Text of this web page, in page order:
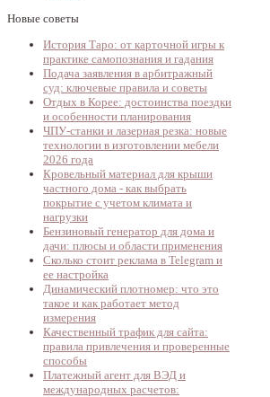
Новые советы
История Таро: от карточной игры к
практике самопознания и гадания
Подача заявления в арбитражный
суд: ключевые правила и советы
Отдых в Корее: достоинства поездки
и особенности планирования
ЧПУ-станки и лазерная резка: новые
технологии в изготовлении мебели
2026 года
Кровельный материал для крыши
частного дома - как выбрать
покрытие с учетом климата и
нагрузки
Бензиновый генератор для дома и
дачи: плюсы и области применения
Сколько стоит реклама в Telegram и
ее настройка
Динамический плотномер: что это
такое и как работает метод
измерения
Качественный трафик для сайта:
правила привлечения и проверенные
способы
Платежный агент для ВЭД и
международных расчетов: